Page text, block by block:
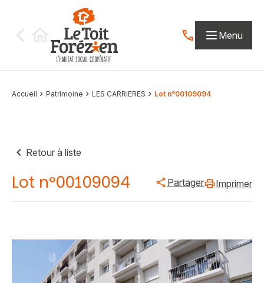
Contactez-nous
Menu
Accueil Patrimoine LES CARRIERES Lot n°00109094
Retour à liste
Lot n°00109094 Partager Imprimer